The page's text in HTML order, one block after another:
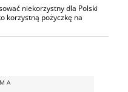
niekorzystny dla Polski
korzystną pożyczkę na